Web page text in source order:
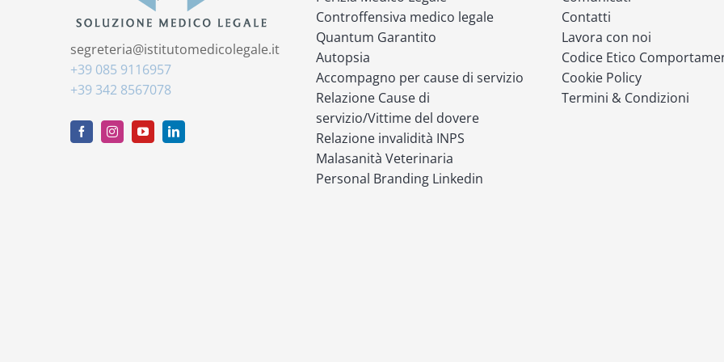
segreteria@istitutomedicolegale.it
+39 085 9116957
+39 342 8567078
Controffensiva medico legale
Quantum Garantito
Autopsia
Accompagno per cause di servizio
Relazione Cause di
servizio/Vittime del dovere
Relazione invalidità INPS
Malasanità Veterinaria
Personal Branding Linkedin
Contatti
Lavora con noi
Codice Etico
Cookie Policy
Termini & Condizioni